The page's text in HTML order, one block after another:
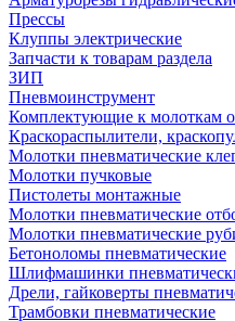
Прессы
Клуппы электрические
Запчасти к товарам раздела
ЗИП
Пневмоинструмент
Комплектующие к молоткам
Краскораспылители,
Молотки пневматические
Молотки пучковые
Пистолеты монтажные
Молотки пневматические
Молотки пневматические
Бетоноломы пневматические
Шлифмашинки
Дрели, гайковерты
Трамбовки пневматические